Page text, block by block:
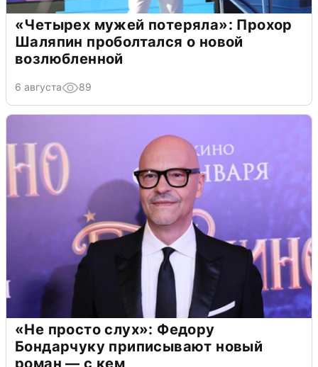
«Четырех мужей потеряла»: Прохор
Шаляпин проболтался о новой
возлюбленной
6 августа 89
«Не просто слух»: Федору
Бондарчуку приписывают новый
роман — с кем